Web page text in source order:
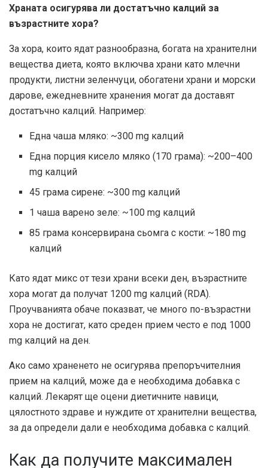
Храната осигурява ли достатъчно калций за
възрастните хора?
За хора, които ядат разнообразна, богата на хранителни
вещества диета, която включва храни като млечни
продукти, листни зеленчуци, обогатени храни и морски
дарове, ежедневните хранения могат да доставят
достатъчно калций. Например:
Една чаша мляко: ~300 mg калций
Една порция кисело мляко (170 грама): ~200–400
mg калций
45 грама сирене: ~300 mg калций
1 чаша варено зеле: ~100 mg калций
85 грама консервирана сьомга с кости: ~180 mg
калций
Като ядат микс от тези храни всеки ден, възрастните
хора могат да получат 1200 mg калций (RDA).
Проучванията обаче показват, че много по-възрастни
хора не достигат, като среден прием често е под 1000
mg калций на ден.
Ако само храненето не осигурява препоръчителния
прием на калций, може да е необходима добавка с
калций. Лекарят ще оцени диетичните навици,
цялостното здраве и нуждите от хранителни вещества,
за да определи дали е необходима добавка с калций.
Как да получите максимален